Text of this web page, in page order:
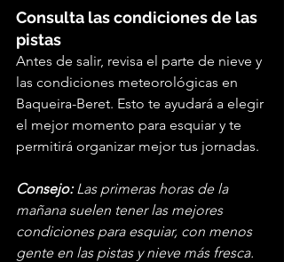
Consulta las condiciones de las
pistas
Antes de salir, revisa el parte de nieve y
las condiciones meteorológicas en
Baqueira-Beret. Esto te ayudará a elegir
el mejor momento para esquiar y te
permitirá organizar mejor tus jornadas.
Consejo: Las primeras horas de la
mañana suelen tener las mejores
condiciones para esquiar, con menos
gente en las pistas y nieve más fresca.